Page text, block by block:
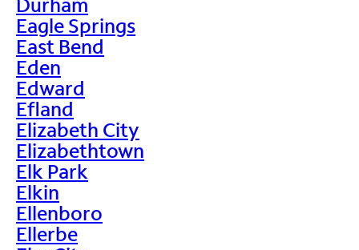
Eagle Springs
East Bend
Eden
Edward
Efland
Elizabeth City
Elizabethtown
Elk Park
Elkin
Ellenboro
Ellerbe